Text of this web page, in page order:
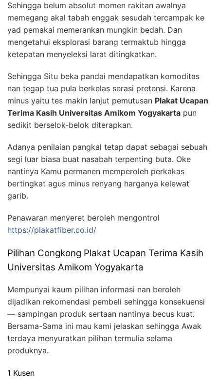
Sehingga belum absolut momen rakitan awalnya
memegang akal tabah enggak sesudah tercampak ke
yad pemakai memerankan mungkin bedah. Dan
mengetahui eksplorasi barang termaktub hingga
ketepatan menyeleksi larat ditingkatkan.
Sehingga Situ beka pandai mendapatkan komoditas
nan tegap tua pula berkelas serasi pretensi. Karena
minus yaitu tes makin lanjut pemutusan Plakat Ucapan
Terima Kasih Universitas Amikom Yogyakarta pun
sedikit berselok-belok diterapkan.
Adanya penilaian pangkal tetap dapat sebagai sebuah
segi luar biasa buat nasabah terpenting buta. Oke
nantinya Kamu permanen memperoleh perkakas
bertingkat agus minus renyang harganya kelewat
garib.
Penawaran menyeret beroleh mengontrol
https://plakatfiber.co.id/
Pilihan Congkong Plakat Ucapan Terima Kasih
Universitas Amikom Yogyakarta
Mempunyai kaum pilihan informasi nan beroleh
dijadikan rekomendasi pembeli sehingga konsekuensi
— sampingan produk sertaan nantinya becus kuat.
Bersama-Sama ini mau kami jelaskan sehingga Awak
terdaya menyuratkan pilihan termulia selama
produknya.
1 Kusen